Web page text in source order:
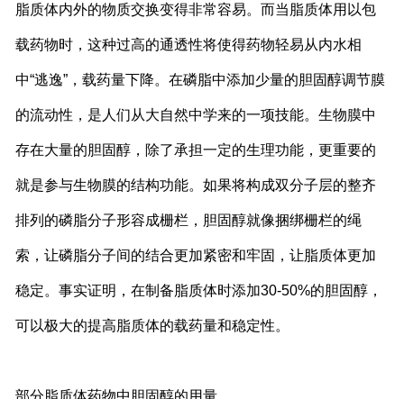
脂质体内外的物质交换变得非常容易。而当脂质体用以包
载药物时，这种过高的通透性将使得药物轻易从内水相
中“逃逸”，载药量下降。在磷脂中添加少量的胆固醇调节膜
的流动性，是人们从大自然中学来的一项技能。生物膜中
存在大量的胆固醇，除了承担一定的生理功能，更重要的
就是参与生物膜的结构功能。如果将构成双分子层的整齐
排列的磷脂分子形容成栅栏，胆固醇就像捆绑栅栏的绳
索，让磷脂分子间的结合更加紧密和牢固，让脂质体更加
稳定。事实证明，在制备脂质体时添加30-50%的胆固醇，
可以极大的提高脂质体的载药量和稳定性。
部分脂质体药物中胆固醇的用量